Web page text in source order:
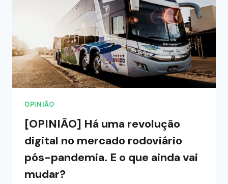
OPINIÃO
[OPINIÃO] Há uma revolução
digital no mercado rodoviário
pós-pandemia. E o que ainda vai
mudar?